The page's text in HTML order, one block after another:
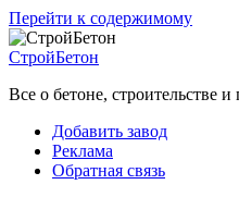
Перейти к содержимому
СтройБетон
Все о бетоне, строительстве
Добавить завод
Реклама
Обратная связь